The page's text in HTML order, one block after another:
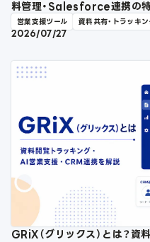
料管理・Salesforce連携の
営業支援ツール 資料共有・トラッキン
2026/07/27
GRiX（グリックス）とは？資